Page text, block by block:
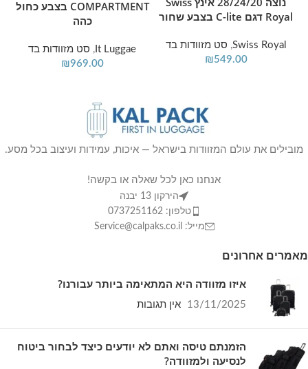
Royal דגם C-lite בצבע שחור
Swiss Royal
, סט מזוודות בד
₪549.00
COMPARTMENT בצבע כחול
כהה
It Luggae
, סט מזוודות בד
₪969.00
מובילים את עולם המזוודות בישראל — איכות, עמידות ועיצוב בכל מסע.
אנחנו כאן לכל שאלה או בקשה!
הירקון 13 יבנה
טלפון: 0737251162
מייל: Service@calpaks.co.il
מאמרים אחרונים
איזו מזוודה היא המתאימה ביותר עבורנו?
13/11/2025 אין תגובות
הזמנתם טיסה ואתם לא יודעים כיצד לבחור ביטוח
לנסיעה ולמזוודה?